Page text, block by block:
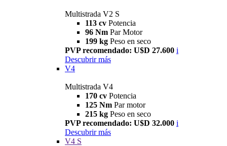
Multistrada V2 S
113 cv Potencia
96 Nm Par Motor
199 kg Peso en seco
PVP recomendado: U$D 27.600 i
Descubrir más
V4
Multistrada V4
170 cv Potencia
125 Nm Par motor
215 kg Peso en seco
PVP recomendado: U$D 32.000 i
Descubrir más
V4 S